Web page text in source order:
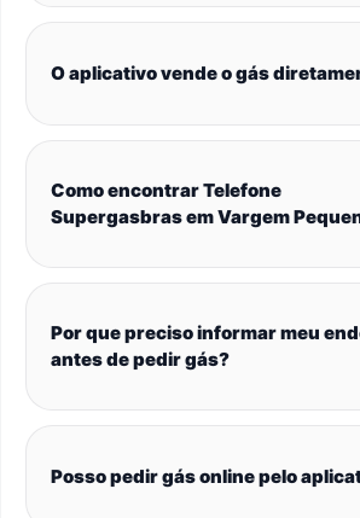
O aplicativo vende o gás
Como encontrar Telefone
Supergasbras em Vargem
Por que preciso informar meu
antes de pedir gás?
Posso pedir gás online pelo